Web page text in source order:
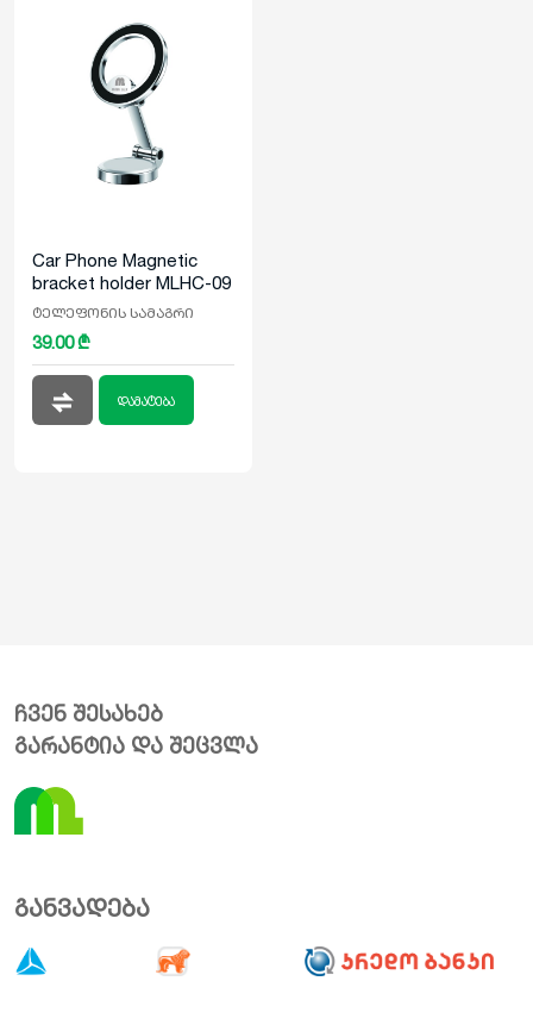
Car Phone Magnetic
bracket holder MLHC-09
ტელეფონის სამაგრი
39.00 ₾
დამატება
ჩვენ შესახებ
გარანტია და შეცვლა
განვადება